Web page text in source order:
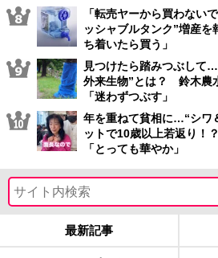
「転売ヤーから買わない
ッシャブルタンク”増産
ち着いたら買う」
見つけたら踏みつぶして
外来生物”とは？ 鈴木農
「迷わずつぶす」
年を重ねて貧相に…“シワ
ットで10歳以上若返り！
「とっても華やか」
最新記事